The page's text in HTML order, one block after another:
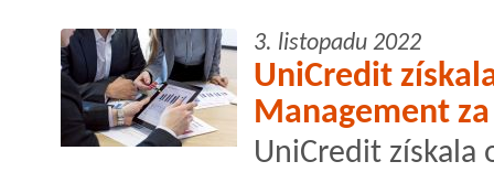
3. listopadu 2022
UniCredit
Management
UniCredit získala